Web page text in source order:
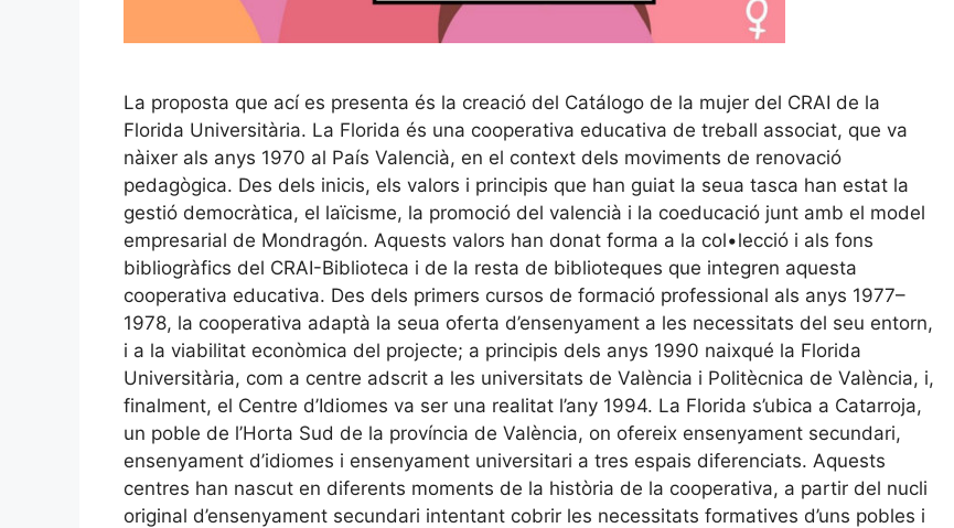
La proposta que ací es presenta és la creació del Catálogo de la mujer del CRAI de la
Florida Universitària. La Florida és una cooperativa educativa de treball associat, que va
nàixer als anys 1970 al País Valencià, en el context dels moviments de renovació
pedagògica. Des dels inicis, els valors i principis que han guiat la seua tasca han estat la
gestió democràtica, el laïcisme, la promoció del valencià i la coeducació junt amb el model
empresarial de Mondragón. Aquests valors han donat forma a la col•lecció i als fons
bibliogràfics del CRAI-Biblioteca i de la resta de biblioteques que integren aquesta
cooperativa educativa. Des dels primers cursos de formació professional als anys 1977–
1978, la cooperativa adaptà la seua oferta d’ensenyament a les necessitats del seu entorn,
i a la viabilitat econòmica del projecte; a principis dels anys 1990 naixqué la Florida
Universitària, com a centre adscrit a les universitats de València i Politècnica de València, i,
finalment, el Centre d’Idiomes va ser una realitat l’any 1994. La Florida s’ubica a Catarroja,
un poble de l’Horta Sud de la província de València, on ofereix ensenyament secundari,
ensenyament d’idiomes i ensenyament universitari a tres espais diferenciats. Aquests
centres han nascut en diferents moments de la història de la cooperativa, a partir del nucli
original d’ensenyament secundari intentant cobrir les necessitats formatives d’uns pobles i